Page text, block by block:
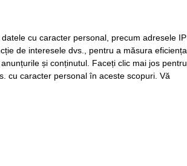
si
cu caracter personal, precum adresele IP
de interesele dvs., pentru a măsura eficiența
și conținutul. Faceți clic mai jos pentru
cu caracter personal în aceste scopuri. Vă